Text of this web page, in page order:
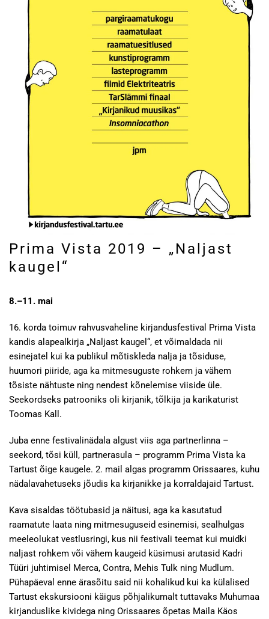
Prima Vista 2019 – „Naljast
kaugel“
8.–11. mai
16. korda toimuv rahvusvaheline kirjandusfestival Prima Vista
kandis alapealkirja „Naljast kaugel“, et võimaldada nii
esinejatel kui ka publikul mõtiskleda nalja ja tõsiduse,
huumori piiride, aga ka mitmesuguste rohkem ja vähem
tõsiste nähtuste ning nendest kõnelemise viiside üle.
Seekordseks patrooniks oli kirjanik, tõlkija ja karikaturist
Toomas Kall.
Juba enne festivalinädala algust viis aga partnerlinna –
seekord, tõsi küll, partnerasula – programm Prima Vista ka
Tartust õige kaugele. 2. mail algas programm Orissaares, kuhu
nädalavahetuseks jõudis ka kirjanikke ja korraldajaid Tartust.
Kava sisaldas töötubasid ja näitusi, aga ka kasutatud
raamatute laata ning mitmesuguseid esinemisi, sealhulgas
meeleolukat vestlusringi, kus nii festivali teemat kui muidki
naljast rohkem või vähem kaugeid küsimusi arutasid Kadri
Tüüri juhtimisel Merca, Contra, Mehis Tulk ning Mudlum.
Pühapäeval enne ärasõitu said nii kohalikud kui ka külalised
Tartust ekskursiooni käigus põhjalikumalt tuttavaks Muhumaa
kirjanduslike kividega ning Orissaares õpetas Maila Käos